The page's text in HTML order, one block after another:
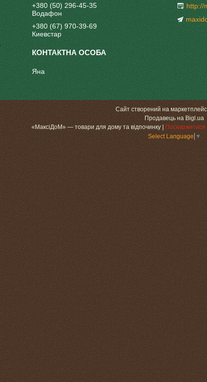
+380 (50) 296-45-35
Водафон
+380 (67) 970-39-69
Киевстар
Яна
http://
Сайт створений на
Продавець на Bigl.ua
«МаксіДоМ» — товари для дому та відпочинку | Поскаржитися
Select Language ▼